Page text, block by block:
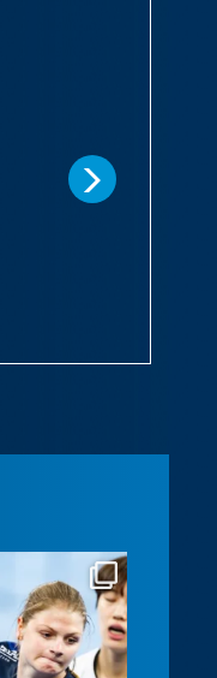
Damer
Halmstad Arena